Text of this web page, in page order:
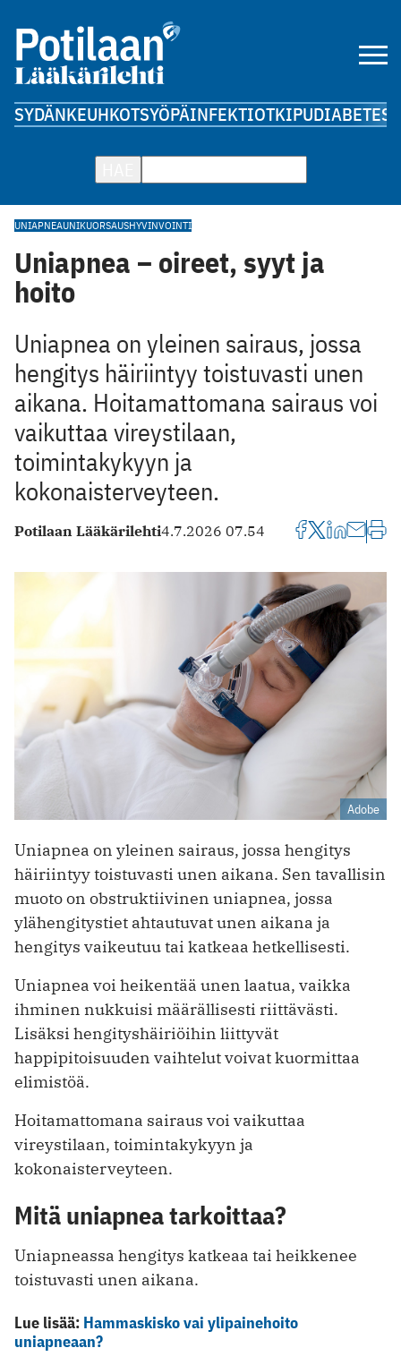
SYDÄNKEUHKOTSYÖPÄINFEKTIOTKIPUDIABETES
UNIAPNEAUNIKUORSAUSHYVINVOINTI
Uniapnea – oireet, syyt ja
hoito
Uniapnea on yleinen sairaus, jossa
hengitys häiriintyy toistuvasti unen
aikana. Hoitamattomana sairaus voi
vaikuttaa vireystilaan,
toimintakykyyn ja
kokonaisterveyteen.
Potilaan Lääkärilehti4.7.2026 07.54
Adobe
Uniapnea on yleinen sairaus, jossa hengitys
häiriintyy toistuvasti unen aikana. Sen tavallisin
muoto on obstruktiivinen uniapnea, jossa
ylähengitystiet ahtautuvat unen aikana ja
hengitys vaikeutuu tai katkeaa hetkellisesti.
Uniapnea voi heikentää unen laatua, vaikka
ihminen nukkuisi määrällisesti riittävästi.
Lisäksi hengityshäiriöihin liittyvät
happipitoisuuden vaihtelut voivat kuormittaa
elimistöä.
Hoitamattomana sairaus voi vaikuttaa
vireystilaan, toimintakykyyn ja
kokonaisterveyteen.
Mitä uniapnea tarkoittaa?
Uniapneassa hengitys katkeaa tai heikkenee
toistuvasti unen aikana.
Lue lisää: Hammaskisko vai ylipainehoito
uniapneaan?